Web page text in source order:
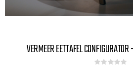
VERMEER EETTAFEL
Rating: